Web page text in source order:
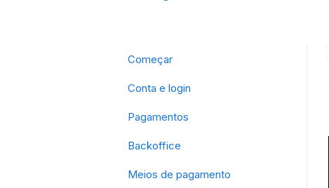
Começar
Conta e login
Pagamentos
Backoffice
Meios de pagamento